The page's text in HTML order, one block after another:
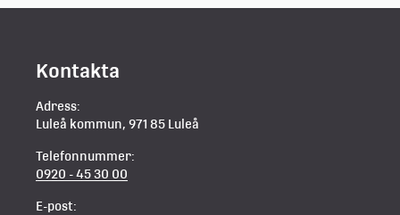
Kontakta
Adress:
Luleå kommun, 971 85 Luleå
Telefonnummer:
0920 - 45 30 00
E-post: